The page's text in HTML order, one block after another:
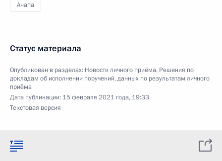
Анапа
Статус материала
Опубликован в разделах: Новости личного приёма, Решения по
докладам об исполнении поручений, данных по результатам личного
приёма
Дата публикации: 15 февраля 2021 года, 19:33
Текстовая версия